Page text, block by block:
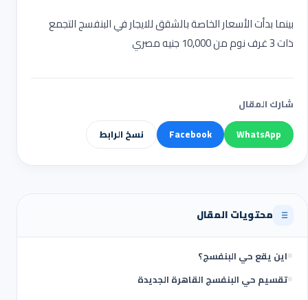
بينما بدأت الأسعار الخاصة بالشقق للايجار في البنفسج التجمع
ذات 3 غرف نوم من 10,000 جنيه مصري
شارك المقال
WhatsApp
Facebook نسخ الرابط
محتويات المقال
اين يقع حي البنفسج؟
تقسيم حي البنفسج القاهرة الجديدة